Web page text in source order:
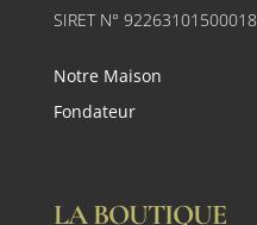
SIRET N° 92263101500018
Notre Maison
Fondateur
LA BOUTIQUE